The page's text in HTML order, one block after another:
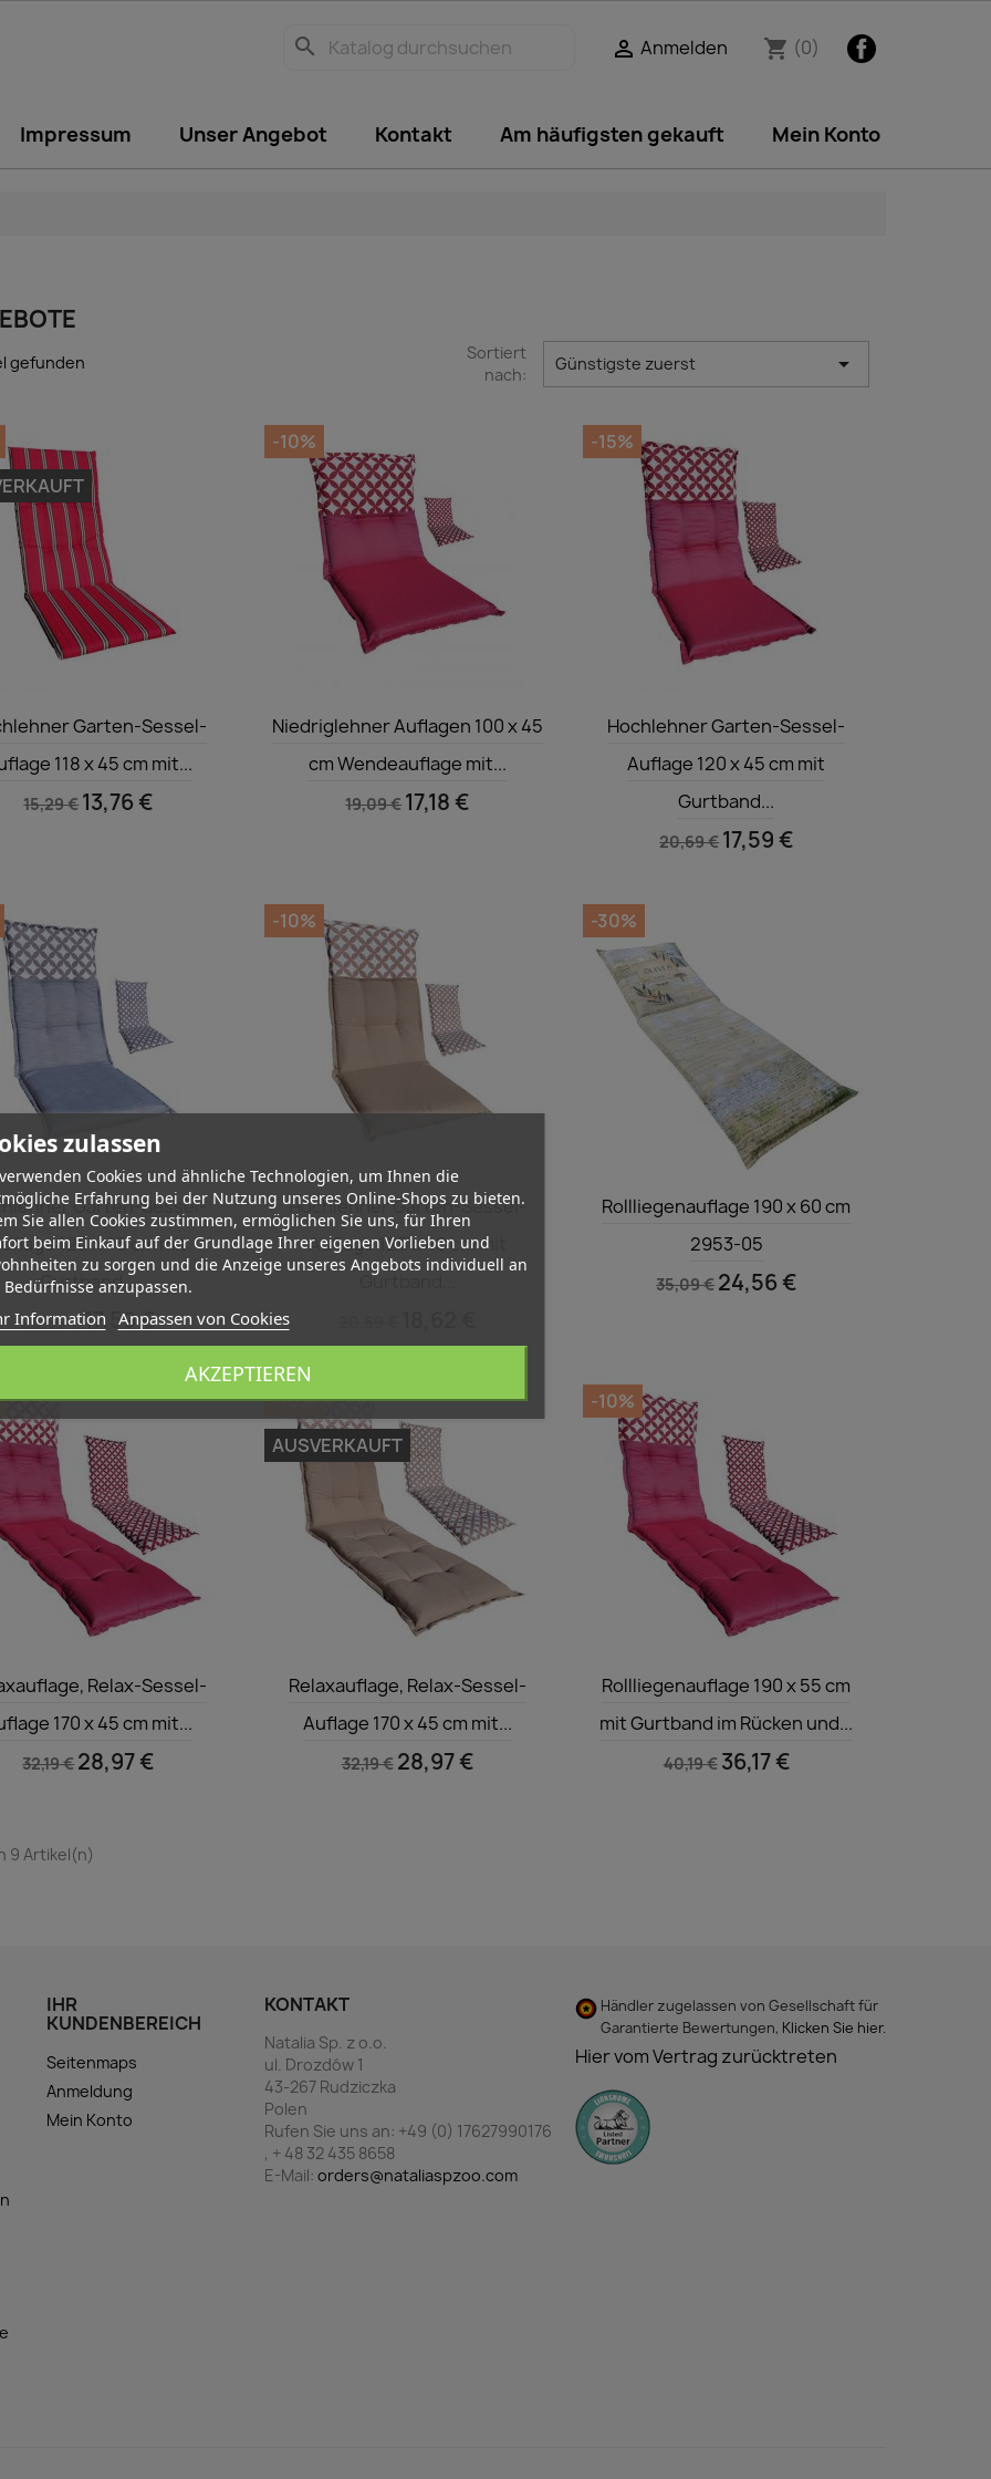
Facebook
shopping_cart (0)
 Anmelden
search
Impressum Unser Angebot Kontakt Am häufigsten gekauft Mein Konto
gefunden
Sortiert
nach:
Günstigste zuerst 
Vorschau
Garten-Sessel-
118 x 45 cm mit...
15,29 € 13,76 €
 Vorschau
Niedriglehner Auflagen 100 x 45
cm Wendeauflage mit...
19,09 € 17,18 €
-10%
Vorschau
Hochlehner Garten-Sessel-
Auflage 120 x 45 cm mit
Gurtband...
20,69 € 17,59 €
-15%
Vorschau
Garten-Sessel-
120 x 45 cm mit
Gurtband...
20,69 €17,59 €
Vorschau
Hochlehner Garten-Sessel-
Auflage 120 x 45 cm mit
Gurtband...
-10%
Vorschau
Rollliegenauflage 190 x 60 cm
2953-05
35,09 € 24,56 €
-30%
 Vorschau
Relax-Sessel-
170 x 45 cm mit...
32,19 € 28,97 €
 Vorschau
Relaxauflage, Relax-Sessel-
Auflage 170 x 45 cm mit...
32,19 € 28,97 €
-10%
AUSVERKAUFT
Vorschau
Rollliegenauflage 190 x 55 cm
mit Gurtband im Rücken und...
40,19 € 36,17 €
-10%
9 Artikel(n)
IHR
KUNDENBEREICH
Seitenmaps
Anmeldung
Mein Konto
KONTAKT
Natalia Sp. z o.o.
ul. Drozdów 1
43-267 Rudziczka
Polen
Rufen Sie uns an: +49 (0) 17627990176
, + 48 32 435 8658
E-Mail: orders@nataliaspzoo.com
Händler zugelassen von Gesellschaft für
Garantierte Bewertungen, Klicken Sie hier.
zulassen
Cookies und ähnliche Technologien, um Ihnen die
Erfahrung bei der Nutzung unseres Online-Shops zu bieten.
Sie allen Cookies zustimmen, ermöglichen Sie uns, für Ihren
beim Einkauf auf der Grundlage Ihrer eigenen Vorlieben und
zu sorgen und die Anzeige unseres Angebots individuell an
anzupassen.
Information Anpassen von Cookies
AKZEPTIEREN
Hier vom Vertrag zurücktreten